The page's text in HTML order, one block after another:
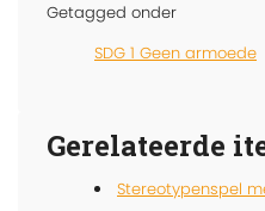
Getagged onder
SDG 1 Geen armoede
Gerelateerde
Stereotypenspel